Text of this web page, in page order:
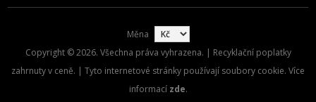
Měna
Copyright © 2026. Všechna práva vyhrazena. | Recyklační poplatky
zahrnuty v ceně. | Tyto internetové stránky používají soubory cookie. Více
informací zde.